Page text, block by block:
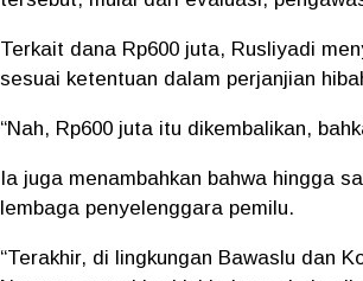
Terkait dana Rp600 juta, Rusliyadi
sesuai ketentuan dalam perjanjian
“Nah, Rp600 juta itu dikembalikan,
Ia juga menambahkan bahwa hingga
lembaga penyelenggara pemilu.
“Terakhir, di lingkungan Bawaslu dan